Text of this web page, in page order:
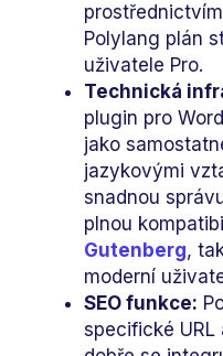
Polylang plán
uživatele Pro.
Technická
plugin pro
jako
jazykovými
snadnou
plnou
Gutenberg,
moderní
SEO funkce:
specifické